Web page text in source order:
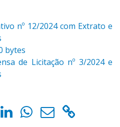
nº 12/2024 com Extrato e
bytes
de Licitação nº 3/2024 e